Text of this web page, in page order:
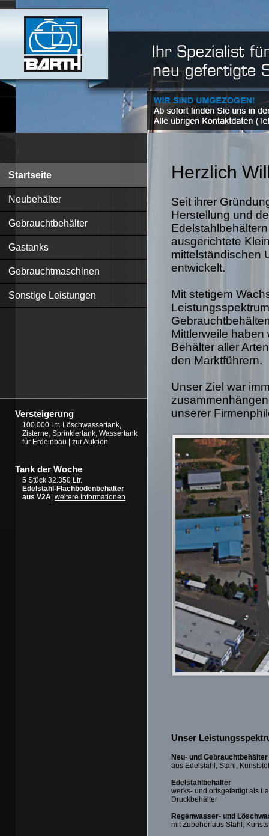
Startseite
Neubehälter
Gebrauchtbehälter
Gastanks
Gebrauchtmaschinen
Sonstige Leistungen
Versteigerung
100.000 Ltr. Löschwassertank,
Zisterne, Sprinklertank, Wassertank
für Erdeinbau | zur Auktion
Tank der Woche
5 Stück 32.350 Ltr.
Edelstahl-Flachbodenbehälter
aus V2A weitere Informationen
Herzlich
Seit ihrer
Herstellung und
ausgerichtete
mittelständischen
entwickelt.
Mit stetigem
Mittlerweile haben
Behälter aller
den Marktführern.
Unser Ziel war
unserer
Unser
Neu- und Gebrauchtbehälter
aus Edelstahl, Stahl,
Edelstahlbehälter
werks- und ortsgefertigt als
Druckbehälter
Regenwasser- und
mit Zubehör aus Stahl,